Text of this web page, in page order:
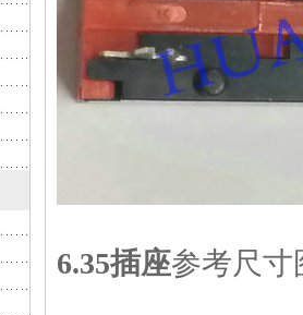
6.35插座参考尺寸